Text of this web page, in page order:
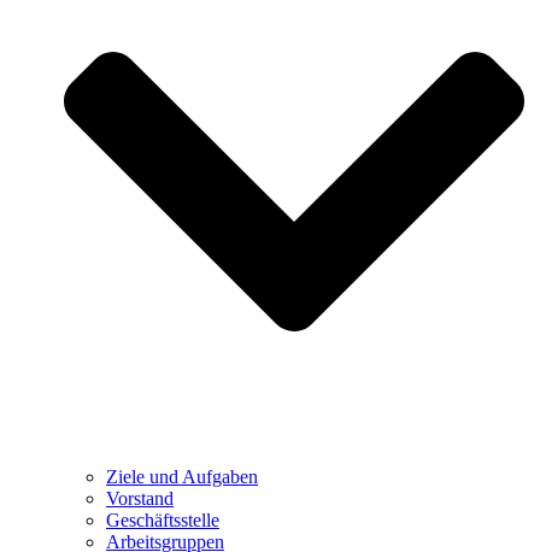
Ziele und Aufgaben
Vorstand
Geschäftsstelle
Arbeitsgruppen